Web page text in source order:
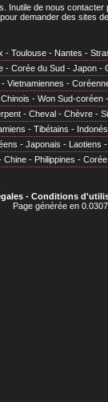
. Inutile de nous
demander des sites
- Toulouse - Nantes -
- Corée du Sud - Japon -
- Vietnamiennes -
- Won Sud-coréen
- Cheval - Chèvre -
- Tibétains -
- Japonais - Laotiens
Chine - Philippines - Corée
- Conditions
Page générée en